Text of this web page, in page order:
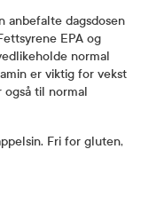
anbefalte dagsdosen
EPA og
normal
er viktig for vekst
også til normal
Fri for gluten,